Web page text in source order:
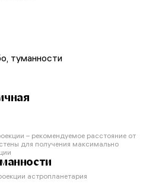
туманности
– рекомендуемое расстояние от
для получения максимально
астропланетария